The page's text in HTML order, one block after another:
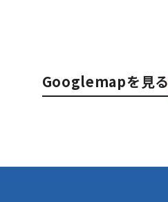
Googlemapを見る